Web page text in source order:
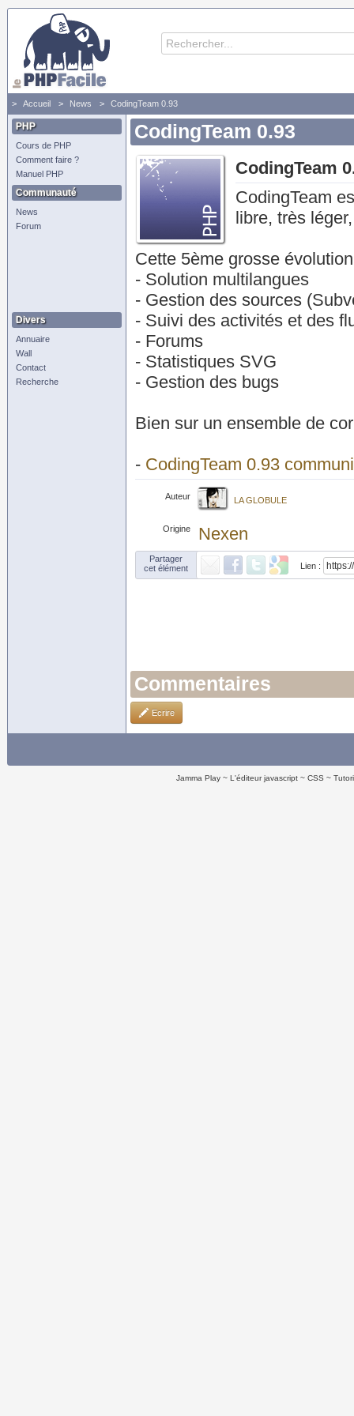
Accueil News CodingTeam 0.93
PHP
Cours de PHP
Comment faire ?
Manuel PHP
Communauté
News
Forum
Divers
Annuaire
Wall
Contact
Recherche
CodingTeam 0.93
CodingTeam
CodingTeam
libre, très
Cette 5ème grosse
- Solution multilangues
- Gestion des sources
- Suivi des activités et des
- Forums
- Statistiques SVG
- Gestion des bugs
Bien sur un ensemble de
- CodingTeam 0.93
Auteur LA GLOBULE
Origine Nexen
Partager
cet élément
Lien :
Commentaires
Ecrire
Jamma Play L'éditeur javascript CSS